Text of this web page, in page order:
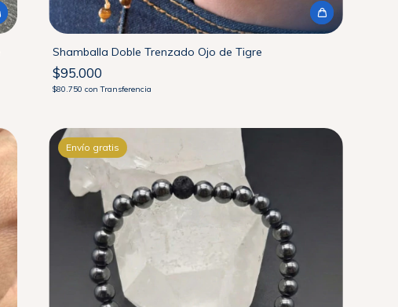
Shamballa Doble Trenzado Ojo de Tigre
$95.000
$80.750con Transferencia
Envío gratis